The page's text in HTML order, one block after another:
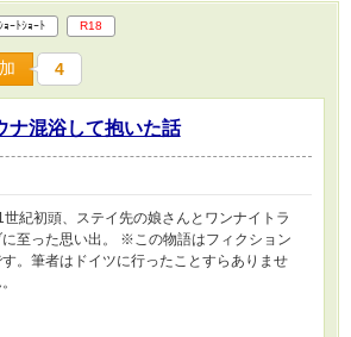
ｮｰﾄｼｮｰﾄ R18
4
ナ混浴して抱いた話
世紀初頭、ステイ先の娘さんとワンナイトラ
に至った思い出。 ※この物語はフィクション
。筆者はドイツに行ったことすらありませ